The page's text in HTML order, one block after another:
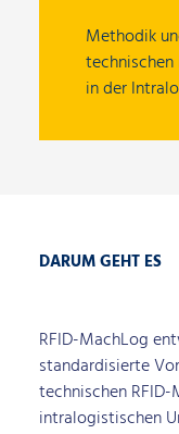
Methodik
in der
DARUM GEHT ES
RFID-MachLog
standardisierte
technischen
intralogistischen